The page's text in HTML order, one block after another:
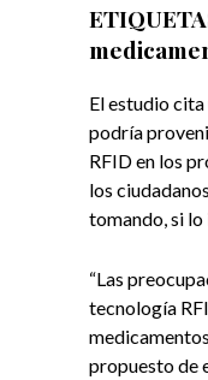
El estudio
podría
RFID en los
los
tomando, si
“Las
tecnología
propuesto de